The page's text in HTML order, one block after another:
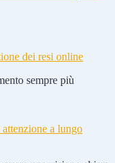
dei resi online
sempre più
a lungo